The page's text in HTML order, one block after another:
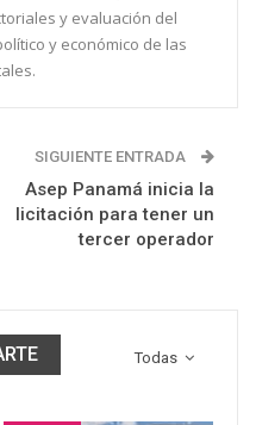
y evaluación del
y económico de las
SIGUIENTE ENTRADA
Asep Panamá inicia la
licitación para tener un
tercer operador
Todas